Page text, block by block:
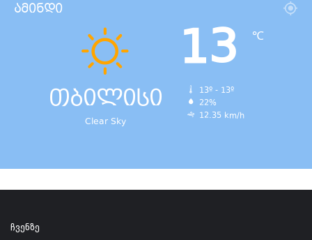
ამინდი
თბილისი
Clear Sky
13 ℃
13º - 13º
22%
12.35 km/h
ჩვენზე